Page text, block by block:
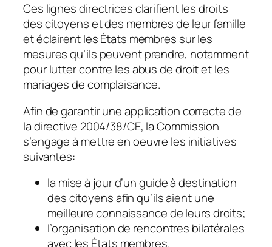
Ces lignes directrices clarifient les droits
des citoyens et des membres de leur famille
et éclairent les États membres sur les
mesures qu’ils peuvent prendre, notamment
pour lutter contre les abus de droit et les
mariages de complaisance.
Afin de garantir une application correcte de
la directive 2004/38/CE, la Commission
s’engage à mettre en oeuvre les initiatives
suivantes:
la mise à jour d’un guide à destination
des citoyens afin qu’ils aient une
meilleure connaissance de leurs droits;
l’organisation de rencontres bilatérales
avec les États membres.